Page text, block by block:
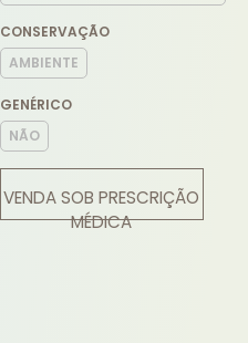
CONSERVAÇÃO
AMBIENTE
GENÉRICO
NÃO
VENDA SOB PRESCRIÇÃO
MÉDICA